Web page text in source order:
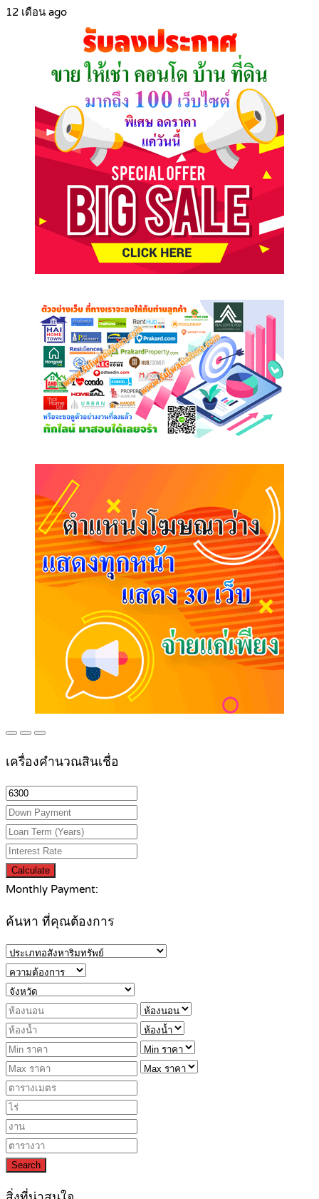
12 เดือน ago
เครื่องคำนวณสินเชื่อ
Calculate
Monthly Payment:
ค้นหา ที่คุณต้องการ
Search